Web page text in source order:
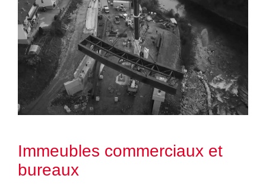
Immeubles commerciaux et
bureaux